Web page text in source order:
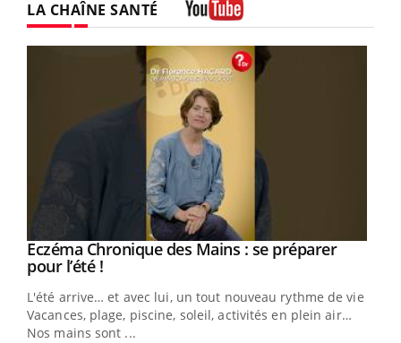
LA CHAÎNE SANTÉ
Youtube
Eczéma Chronique des Mains : se préparer
pour l’été !Youtube
L'été arrive… et avec lui, un tout nouveau rythme de vie !
Vacances, plage, piscine, soleil, activités en plein air…
Nos mains sont ...
Youtube
Diabète & Ramadan 2026Youtube
Le Ramadan approche, et, pour de nombreuses
personnes atteintes de diabète, c'est une période de
questions, de défis, mais ...